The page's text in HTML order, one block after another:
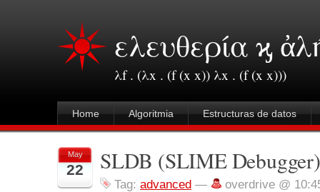
ελευθερία ϗ
λf . (λx . (f (x x)) λx . (f (x x)))
Home Algoritmia Estructuras de datos
May
22 SLDB (SLIME Debugger)
Tag: advanced — overdrive @